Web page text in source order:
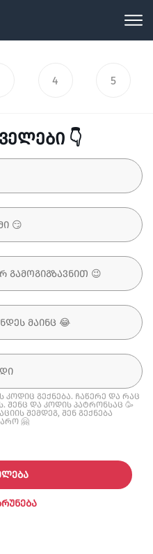
4 5
👇
კოდიც გექნება. ჩაწერე და რაც
შენც და კოდის პატრონსაც 🥳
შემდეგ, შენ გექნება
🤗